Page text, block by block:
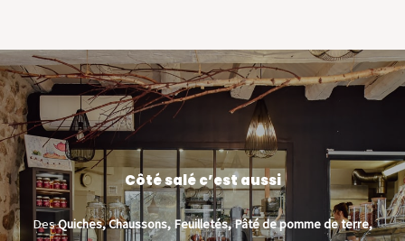
Côté salé c’est aussi
DesQuiches, Chaussons, Feuilletés, Pâté de pomme de terre,